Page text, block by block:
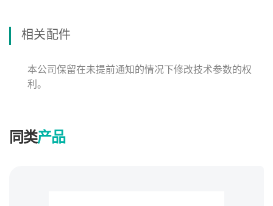
相关配件
本公司保留在未提前通知的情况下修改技术参数的权
利。
同类产品